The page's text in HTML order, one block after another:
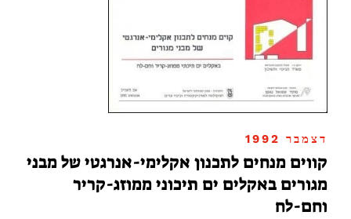
דצמבר 1992
קווים מנחים לתכנון אקלימי-אנרגטי של מבני
מגורים באקלים ים תיכוני ממוזג-קריר
וחם-לח